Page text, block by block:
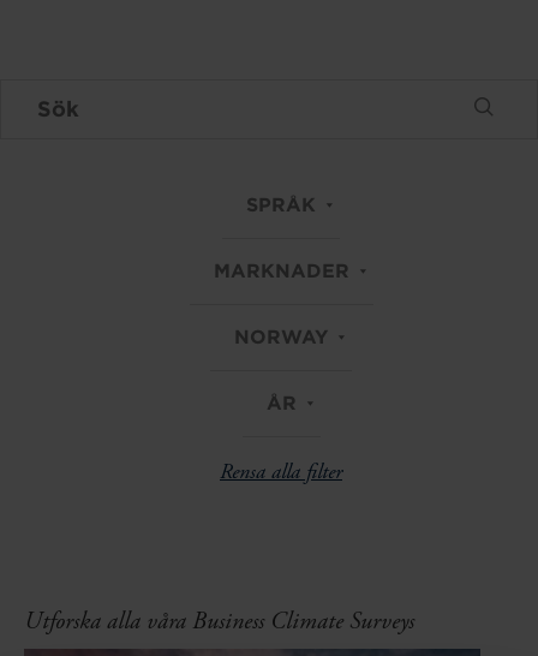
SPRÅK
MARKNADER
NORWAY
ÅR
Rensa alla filter
Utforska alla våra Business Climate Surveys